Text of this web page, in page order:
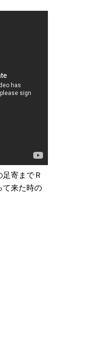
寄までＲ
て来た時の